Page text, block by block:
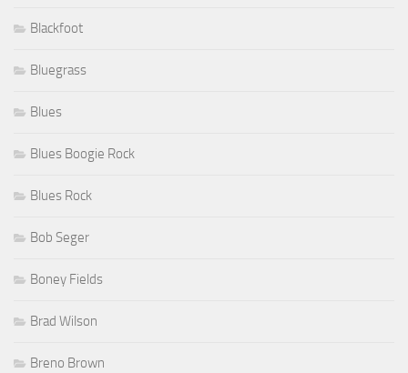
Blackfoot
Bluegrass
Blues
Blues Boogie Rock
Blues Rock
Bob Seger
Boney Fields
Brad Wilson
Breno Brown